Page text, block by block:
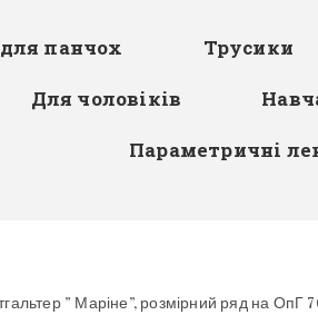
панчох Трусики
Для чоловіків
Параметричні
” Маріне”, розмірний ряд на ОпГ